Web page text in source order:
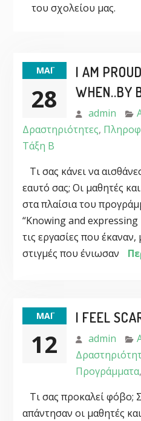
του σχολείου μας.
ΜΆΙ
28
I AM
WHEN..BY
admin
Δραστηριότητες,
Τάξη Β
Τι σας κάνει να
εαυτό σας; Οι μαθητές
στα πλαίσια του
“Knowing and
τις εργασίες που έκαναν,
στιγμές που ένιωσαν
ΜΆΙ
12
I FEEL
admin
Προγράμματα,
Τι σας προκαλεί φόβο;
απάντησαν οι μαθητές